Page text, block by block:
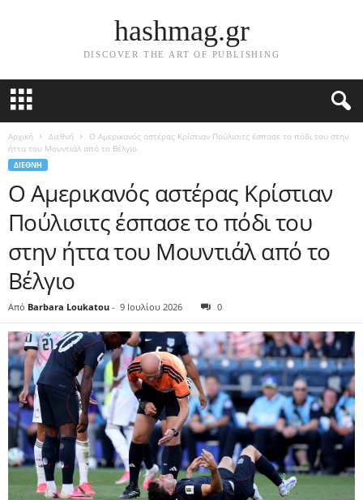
hashmag.gr
DISCOVER THE ART OF PUBLISHING
Αρχική Διεθνή
Ο Αμερικανός αστέρας Κρίστιαν Πούλισιτς έσπασε το πόδι του στην
ήττα του Μουντιάλ από το Βέλγιο
ΔΙΕΘΝΉ
Ο Αμερικανός αστέρας Κρίστιαν
Πούλισιτς έσπασε το πόδι του
στην ήττα του Μουντιάλ από το
Βέλγιο
Από Barbara Loukatou - 9 Ιουλίου 2026 0